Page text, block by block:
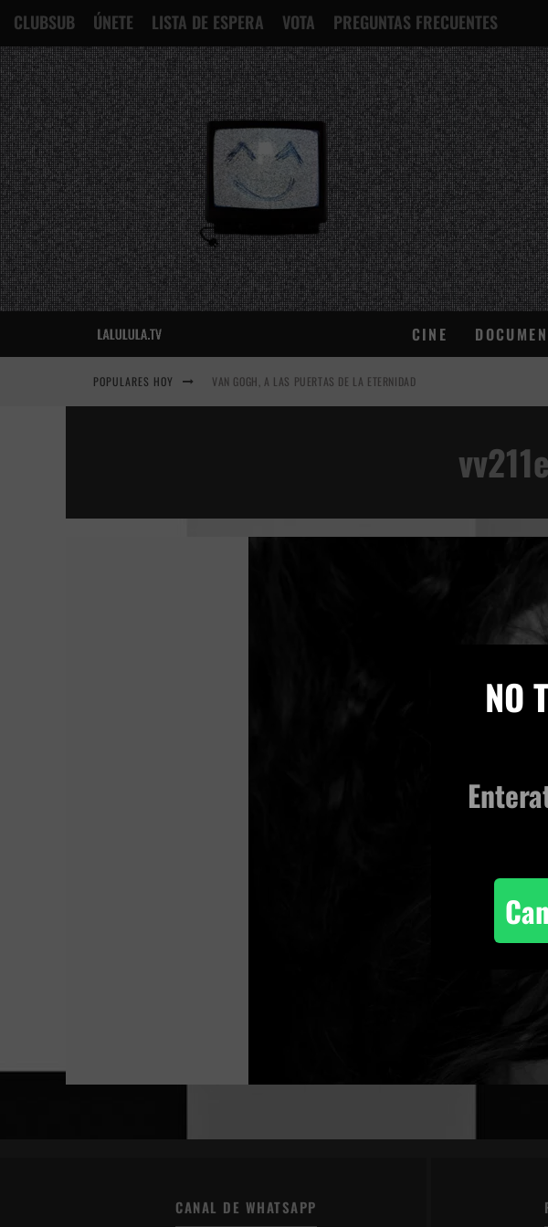
CLUBSUB ÚNETE LISTA DE ESPERA VOTA PREGUNTAS FRECUENTES
CINE
POPULARES HOY VAN GOGH, A LAS PUERTAS DE LA ETERNIDAD
DONNA HARAWAY: CUENTOS PARA LA SUPERVIVENCIA TERRENAL
CANAL DE WHATSAPP
NO